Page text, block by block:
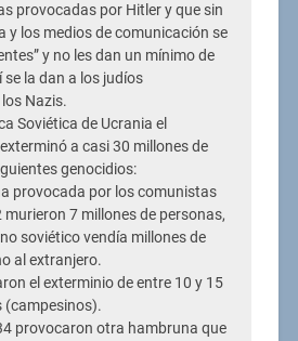
provocadas por Hitler y que sin
y los medios de comunicación se
y no les dan un mínimo de
la dan a los judíos
Nazis.
Soviética de Ucrania el
a casi 30 millones de
genocidios:
provocada por los comunistas
7 millones de personas,
soviético vendía millones de
al extranjero.
el exterminio de entre 10 y 15
(campesinos).
provocaron otra hambruna que